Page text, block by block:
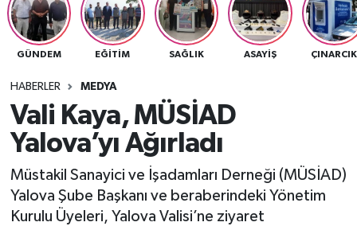
GÜNDEM EĞİTİM SAĞLIK ASAYİŞ ÇINARCIK
HABERLER MEDYA
Vali Kaya, MÜSİAD
Yalova’yı Ağırladı
Müstakil Sanayici ve İşadamları Derneği (MÜSİAD)
Yalova Şube Başkanı ve beraberindeki Yönetim
Kurulu Üyeleri, Yalova Valisi’ne ziyaret
KÜLTÜR
BİLİM VE TEKNOLOJİ
ASAYİŞ
SAĞLIK
Yalova Trafik Yoğunluk Haritası
Tüm Manşetler
Son Dakika Haberleri
Haber Arşivi